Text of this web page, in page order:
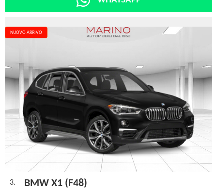
NUOVO ARRIVO
3. BMW X1 (F48)